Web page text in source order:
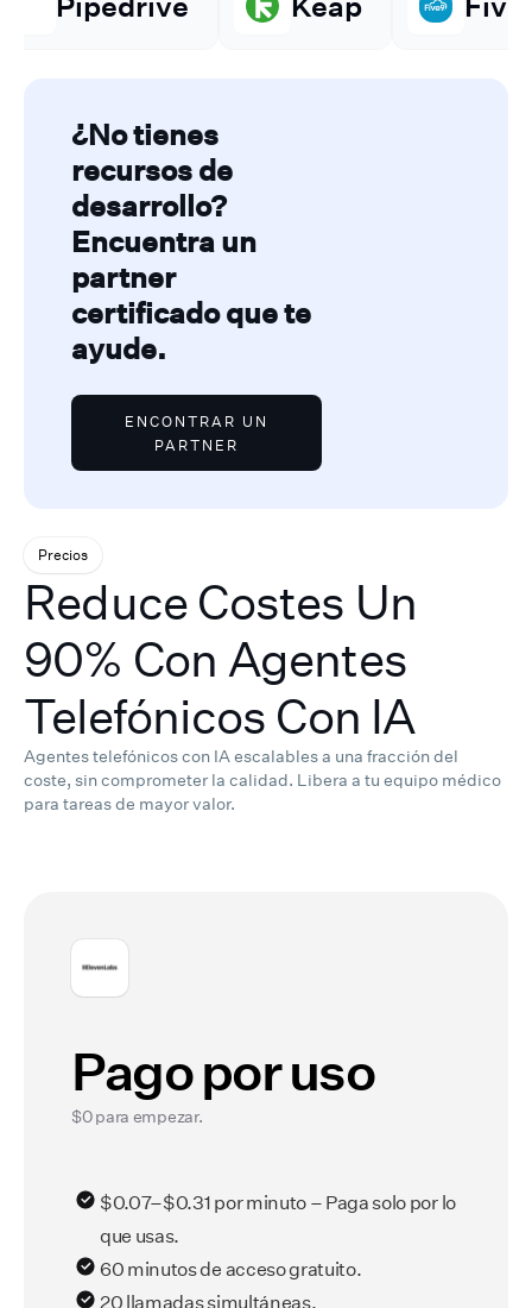
¿No tienes
recursos de
desarrollo?
Encuentra un
partner
certificado que te
ayude.
ENCONTRAR UN
PARTNER
Precios
Reduce Costes Un
90% Con Agentes
Telefónicos Con IA
Agentes telefónicos con IA escalables a una fracción del
coste, sin comprometer la calidad. Libera a tu equipo médico
para tareas de mayor valor.
Pago por uso
$0 para empezar.
$0.07–$0.31 por minuto – Paga solo por lo
que usas.
60 minutos de acceso gratuito.
20 llamadas simultáneas.